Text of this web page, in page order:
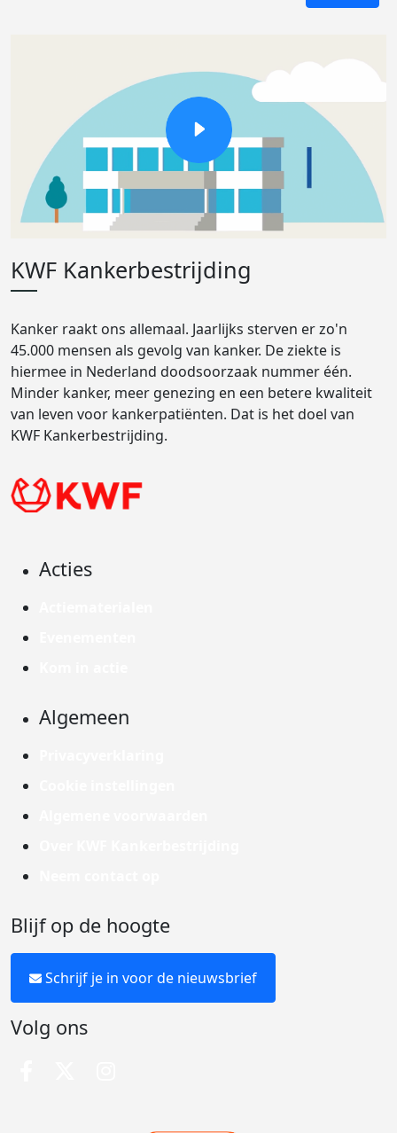
KWF Kankerbestrijding
Kanker raakt ons allemaal. Jaarlijks sterven er zo'n
45.000 mensen als gevolg van kanker. De ziekte is
hiermee in Nederland doodsoorzaak nummer één.
Minder kanker, meer genezing en een betere kwaliteit
van leven voor kankerpatiënten. Dat is het doel van
KWF Kankerbestrijding.
Acties
Algemeen
Blijf op de hoogte
Schrijf je in voor de nieuwsbrief
Volg ons